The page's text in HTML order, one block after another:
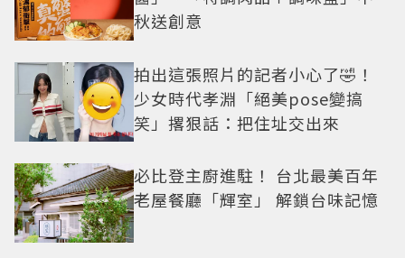
秋送創意
拍出這張照片的記者小心了🤣！
少女時代孝淵「絕美pose變搞
笑」撂狠話：把住址交出來
必比登主廚進駐！ 台北最美百年
老屋餐廳「輝室」 解鎖台味記憶